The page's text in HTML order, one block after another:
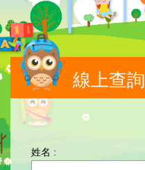
線上查詢
姓名 :